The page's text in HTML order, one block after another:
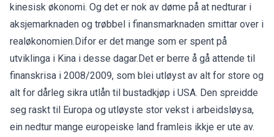
kinesisk økonomi. Og det er nok av døme på at nedturar i
aksjemarknaden og trøbbel i finansmarknaden smittar over i
realøkonomien.Difor er det mange som er spent på
utviklinga i Kina i desse dagar.Det er berre å gå attende til
finanskrisa i 2008/2009, som blei utløyst av alt for store og
alt for dårleg sikra utlån til bustadkjøp i USA. Den spreidde
seg raskt til Europa og utløyste stor vekst i arbeidsløysa,
ein nedtur mange europeiske land framleis ikkje er ute av.